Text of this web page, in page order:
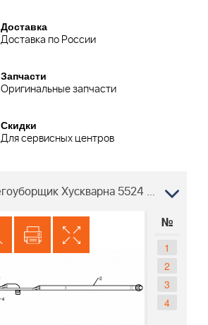
Доставка
Доставка по России
Запчасти
Оригинальные запчасти
Скидки
Для сервисных центров
24 РУЧКА Снегоуборщик Хускварна 5524 ST 96191001605, 2009-08
№
1
2
3
4